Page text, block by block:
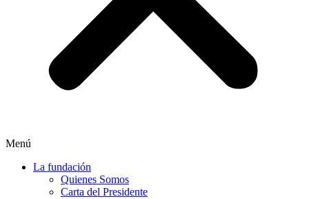
Menú
La fundación
Quienes Somos
Carta del Presidente